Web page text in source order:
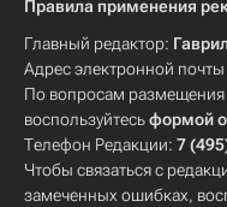
Правила применения
Главный редактор:
Адрес электронной
По вопросам
воспользуйтесьформой
Телефон Редакции: 7
Чтобы связаться с
замеченных ошибках,